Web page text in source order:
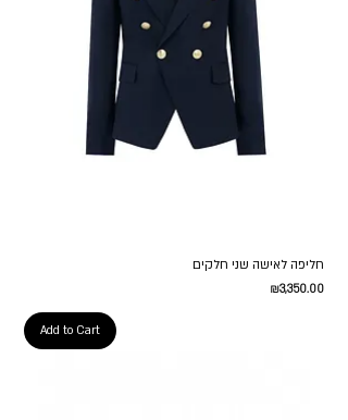
חליפה לאישה שני חלקים
Price
₪3,350.00
Add to Cart